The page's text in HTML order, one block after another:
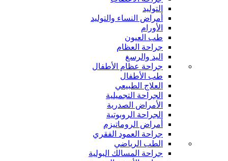
التوليد
أمراض النساء والتوليد
الأورام
طب العيون
جراحة العظام
اليد والرسغ
جراحة عظام الأطفال
طب الأطفال
العلاج الطبيعي
الجراحة التجميلية
الأمراض الصدرية
الجراحة الروبوتية
أمراض الروماتيزم
جراحة العمود الفقري
الطب الرياضي
جراحة المسالك البولية